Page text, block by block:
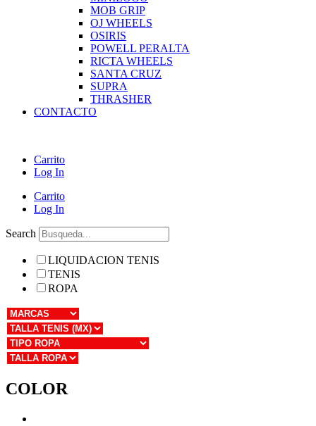
MOB GRIP
OJ WHEELS
OSIRIS
POWELL PERALTA
RICTA WHEELS
SANTA CRUZ
SUPRA
THRASHER
CONTACTO
Carrito
Log In
Carrito
Log In
Search
LIQUIDACION TENIS
TENIS
ROPA
COLOR